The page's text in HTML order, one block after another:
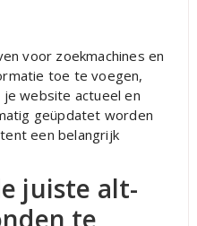
voor zoekmachines en
toe te voegen,
website actueel en
geüpdatet worden
een belangrijk
juiste alt-
te